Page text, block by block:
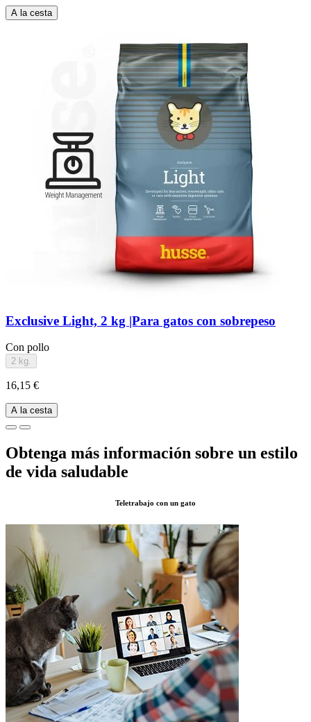
A la cesta
Exclusive Light, 2 kg |Para gatos con sobrepeso
Con pollo
2 kg.
16,15 €
A la cesta
Obtenga más información sobre un estilo
de vida saludable
Teletrabajo con un gato